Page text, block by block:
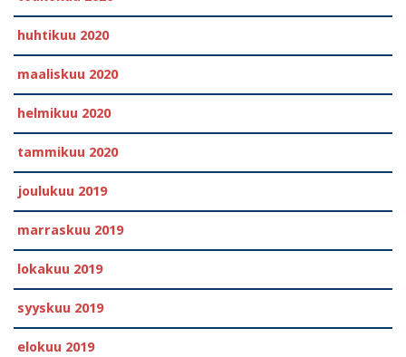
huhtikuu 2020
maaliskuu 2020
helmikuu 2020
tammikuu 2020
joulukuu 2019
marraskuu 2019
lokakuu 2019
syyskuu 2019
elokuu 2019